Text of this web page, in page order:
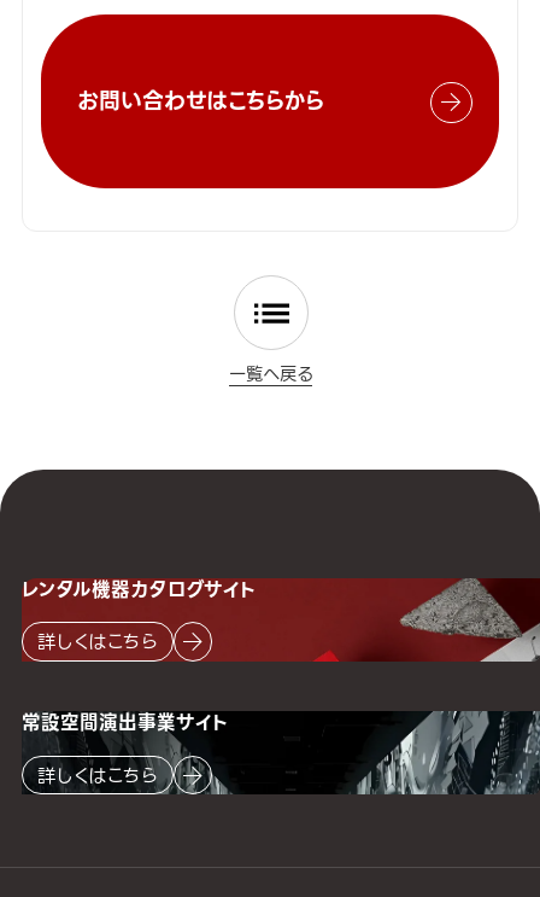
お問い合わせはこちらから
一覧へ戻る
レンタル機器カタログサイト
詳しくはこちら
常設空間演出事業サイト
詳しくはこちら